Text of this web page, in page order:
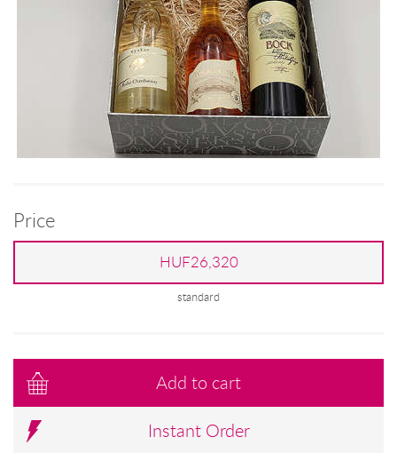
Price
HUF26,320
standard
Add to cart
Instant Order